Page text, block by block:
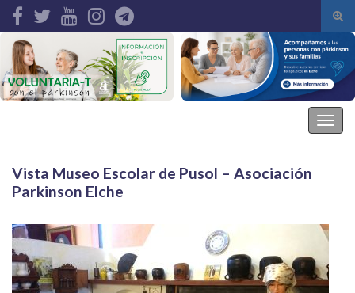
de
Search for:
Vista Museo Escolar de Pusol – Asociación
Parkinson Elche